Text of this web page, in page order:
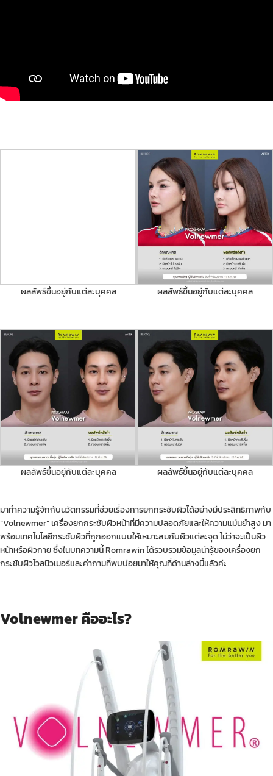
ผลลัพธ์ขึ้นอยู่กับแต่ละบุคคล ผลลัพธ์ขึ้นอยู่กับแต่ละบุคคล
ผลลัพธ์ขึ้นอยู่กับแต่ละบุคคล ผลลัพธ์ขึ้นอยู่กับแต่ละบุคคล
มาทำความรู้จักกับนวัตกรรมที่ช่วยเรื่องการยกกระชับผิวได้อย่างมีประสิทธิภาพกับ
“Volnewmer” เครื่องยกกระชับผิวหน้าที่มีความปลอดภัยและให้ความแม่นยำสูง มา
พร้อมเทคโนโลยีกระชับผิวที่ถูกออกแบบให้เหมาะสมกับผิวแต่ละจุด ไม่ว่าจะเป็นผิว
หน้าหรือผิวกาย ซึ่งในบทความนี้ Romrawin ได้รวบรวมข้อมูลน่ารู้ของเครื่องยก
กระชับผิวโวลนิวเมอร์และคำถามที่พบบ่อยมาให้คุณที่ด้านล่างนี้แล้วค่ะ
Volnewmer คืออะไร?